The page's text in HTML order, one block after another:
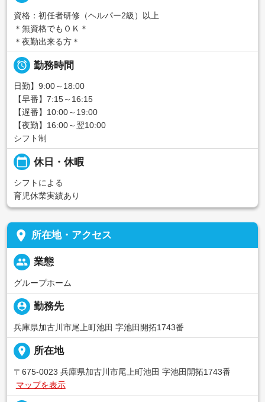
資格：初任者研修（ヘルパー2級）以上
＊無資格でもＯＫ＊
＊夜勤出来る方＊
 勤務時間
日勤】9:00～18:00
【早番】7:15～16:15
【遅番】10:00～19:00
【夜勤】16:00～翌10:00
シフト制
calendar_today 休日・休暇
シフトによる
育児休業実績あり
place 所在地・アクセス
people 業態
グループホーム
person_pin 勤務先
兵庫県加古川市尾上町池田 字池田開拓1743番
place 所在地
〒675-0023 兵庫県加古川市尾上町池田 字池田開拓1743番
マップを表示